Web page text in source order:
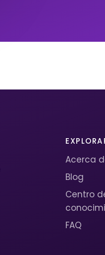
Acerca
Blog
Centro
FAQ